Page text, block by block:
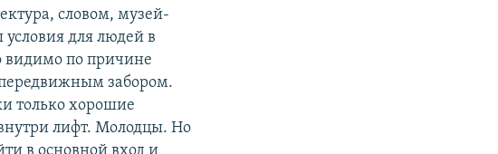
словом, музей-
для людей в
видимо по причине
забором.
только хорошие
внутри лифт. Молодцы. Но